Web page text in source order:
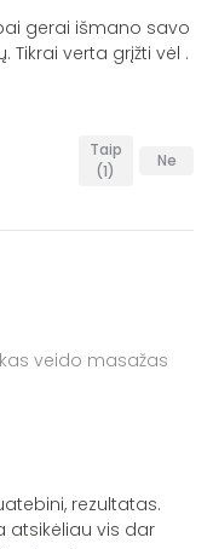
gerai išmano savo
verta grįžti vėl .
Taip
(1)
Ne
veido masažas
rezultatas.
atsikėliau vis dar